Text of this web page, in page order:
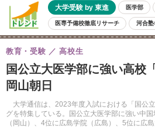
大学受験 by 東進 医学部
医専予備校徹底リサーチ 河合塾
親子で考える大学選び 高校受験 中学受験
共通テスト 夏休み
8月開催イベント・WS 全国公立高校 過去問
自由研究教材（小学生向け）
国公立大医学部に強い高校
岡山朝日
大学通信は、2023年度入試における「国公
グを特集している。国公立大医学部に強い中
（岡山）、4位に広島学院（広島）、5位に広
教育・受験 高校生